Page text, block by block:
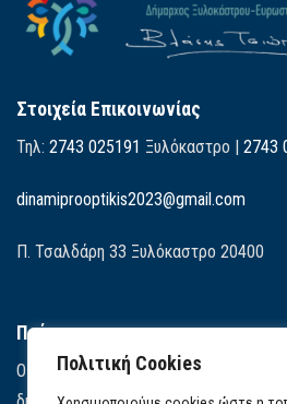
Πολιτική Cookies
Στοιχεία Επικοινωνίας
Τηλ: 2743 025191 Ξυλόκαστρο | 2743
dinamiprooptikis2023@gmail.com
Π. Τσαλδάρη 33 Ξυλόκαστρο 20400
Πρόγραμμα
Οι 9 Βασικοί Άξονες του